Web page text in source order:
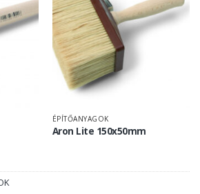
ÉPÍTŐANYAGOK
Aron Lite 150x50mm